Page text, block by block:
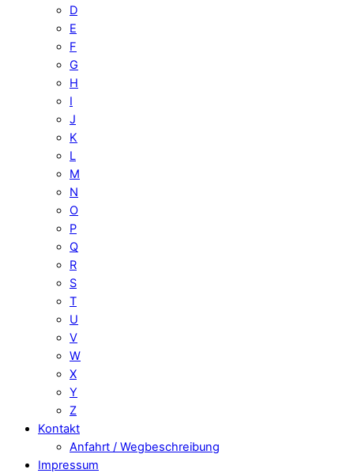
D
E
F
G
H
I
J
K
L
M
N
O
P
Q
R
S
T
U
V
W
X
Y
Z
Kontakt
Anfahrt / Wegbeschreibung
Impressum